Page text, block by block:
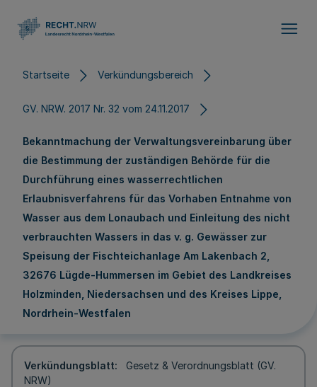
Startseite Verkündungsbereich
GV. NRW. 2017 Nr. 32 vom 24.11.2017
Bekanntmachung der Verwaltungsvereinbarung über
die Bestimmung der zuständigen Behörde für die
Durchführung eines wasserrechtlichen
Erlaubnisverfahrens für das Vorhaben Entnahme von
Wasser aus dem Lonaubach und Einleitung des nicht
verbrauchten Wassers in das v. g. Gewässer zur
Speisung der Fischteichanlage Am Lakenbach 2,
32676 Lügde-Hummersen im Gebiet des Landkreises
Holzminden, Niedersachsen und des Kreises Lippe,
Nordrhein-Westfalen
Verkündungsblatt
Gesetz & Verordnungsblatt (GV.
NRW)